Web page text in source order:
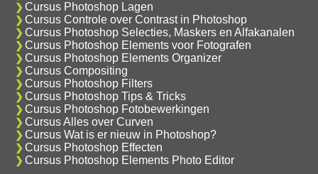
Cursus Photoshop Lagen
Cursus Controle over Contrast in Photoshop
Cursus Photoshop Selecties, Maskers en Alfakanalen
Cursus Photoshop Elements voor Fotografen
Cursus Photoshop Elements Organizer
Cursus Compositing
Cursus Photoshop Filters
Cursus Photoshop Tips & Tricks
Cursus Photoshop Fotobewerkingen
Cursus Alles over Curven
Cursus Wat is er nieuw in Photoshop?
Cursus Photoshop Effecten
Cursus Photoshop Elements Photo Editor